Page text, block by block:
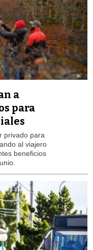
a
para
privado para
al viajero
beneficios